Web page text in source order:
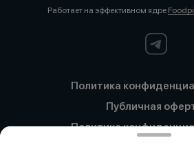
Работает на эффективном ядре
Политика
Публичная
Политика
Новокузнецк